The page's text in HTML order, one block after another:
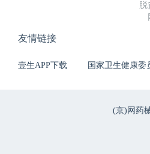
脱
友情链接
壹生APP下载 国家卫生健康委
(京)网药